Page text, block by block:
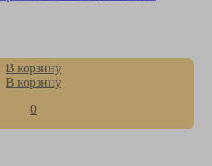
В корзину
В корзину
0